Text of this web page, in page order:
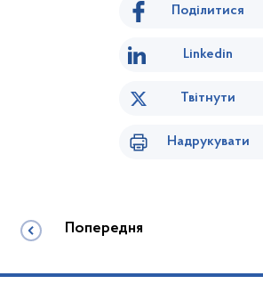
Поділитися
Linkedin
Твітнути
Надрукувати
Попередня